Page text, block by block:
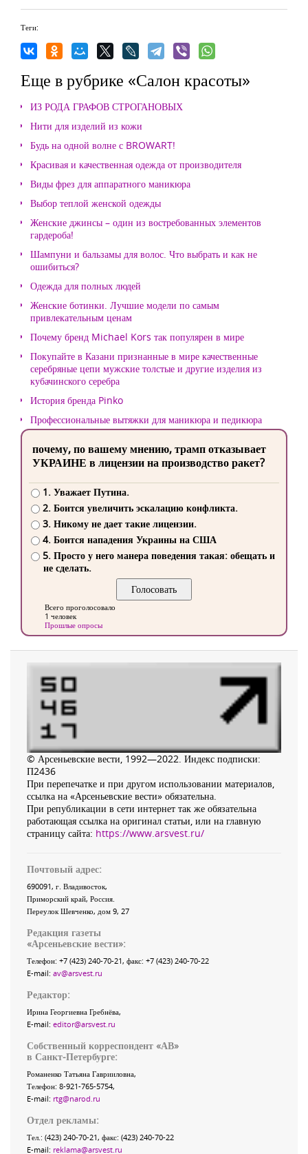
Теги:
Еще в рубрике «Салон красоты»
ИЗ РОДА ГРАФОВ СТРОГАНОВЫХ
Нити для изделий из кожи
Будь на одной волне с BROWART!
Красивая и качественная одежда от производителя
Виды фрез для аппаратного маникюра
Выбор теплой женской одежды
Женские джинсы – один из востребованных элементов
гардероба!
Шампуни и бальзамы для волос. Что выбрать и как не
ошибиться?
Одежда для полных людей
Женские ботинки. Лучшие модели по самым
привлекательным ценам
Почему бренд Michael Kors так популярен в мире
Покупайте в Казани признанные в мире качественные
серебряные цепи мужские толстые и другие изделия из
кубачинского серебра
История бренда Pinko
Профессиональные вытяжки для маникюра и педикюра
почему, по вашему мнению, трамп отказывает
УКРАИНЕ в лицензии на производство ракет?
1. Уважает Путина.
2. Боится увеличить эскалацию конфликта.
3. Никому не дает такие лицензии.
4. Боится нападения Украины на США
5. Просто у него манера поведения такая: обещать и
не сделать.
Всего проголосовало
1 человек
Прошлые опросы
© Арсеньевские вести, 1992—2022. Индекс подписки:
П2436
При перепечатке и при другом использовании материалов,
ссылка на «Арсеньевские вести» обязательна.
При републикации в сети интернет так же обязательна
работающая ссылка на оригинал статьи, или на главную
страницу сайта: https://www.arsvest.ru/
Почтовый адрес:
690091, г. Владивосток,
Приморский край, Россия
Переулок Шевченко, дом 9, 27
Редакция газеты
«Арсеньевские вести»:
Телефон: +7 (423) 240-70-21, факс: +7 (423) 240-70-22
E-mail: av@arsvest.ru
Редактор:
Ирина Георгиевна Гребнёва,
E-mail: editor@arsvest.ru
Собственный корреспондент «АВ»
в Санкт-Петербурге:
Романенко Татьяна Гаврииловна,
Телефон: 8-921-765-5754,
E-mail: rtg@narod.ru
Отдел рекламы:
Тел.: (423) 240-70-21, факс: (423) 240-70-22
E-mail: reklama@arsvest.ru